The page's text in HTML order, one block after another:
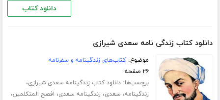
دانلود کتاب
دانلود کتاب زندگی نامه سعدی شیرازی
موضوع:کتاب‌های زندگینامه و سفرنامه
۲۶ صفحه
برچسب‌ها:دانلود کتاب زندگینامه سعدی شیرازی،
زندگینامه، سعدی، زندگینامه سعدی، افصح المتکلمین،